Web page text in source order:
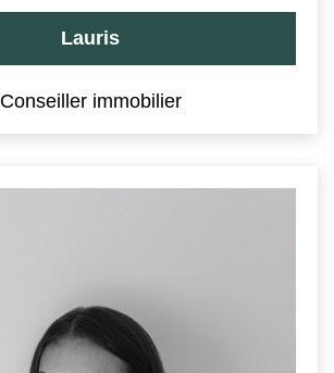
Lauris
Conseiller immobilier